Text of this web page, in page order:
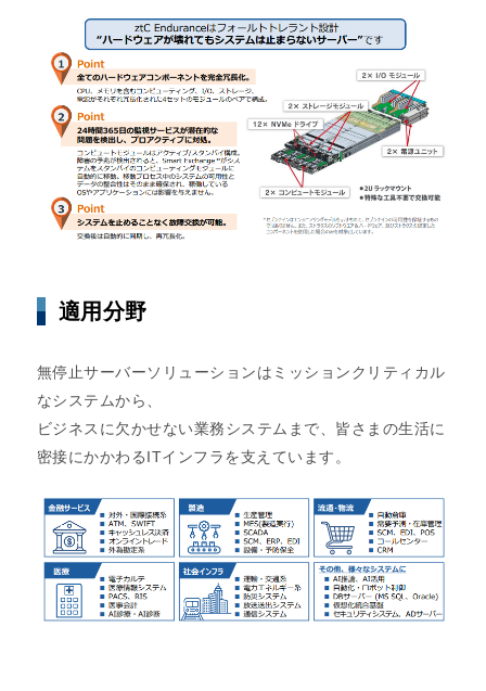
適用分野
無停止サーバーソリューションはミッションクリティカル
なシステムから、
ビジネスに欠かせない業務システムまで、皆さまの生活に
密接にかかわるITインフラを支えています。